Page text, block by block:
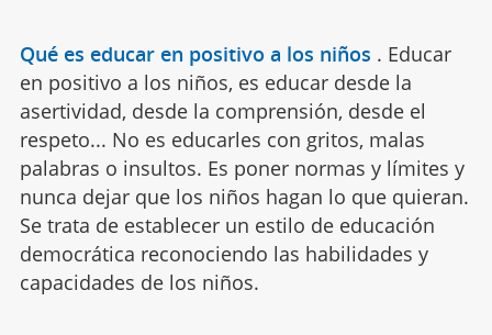
Qué es educar en positivo a los niños . Educar
en positivo a los niños, es educar desde la
asertividad, desde la comprensión, desde el
respeto... No es educarles con gritos, malas
palabras o insultos. Es poner normas y límites y
nunca dejar que los niños hagan lo que quieran.
Se trata de establecer un estilo de educación
democrática reconociendo las habilidades y
capacidades de los niños.